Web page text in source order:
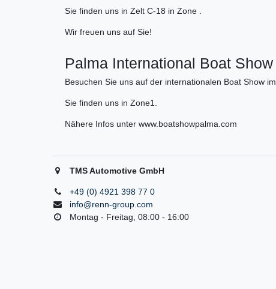
Sie finden uns in Zelt C-18 in Zone .
Wir freuen uns auf Sie!
Palma International Boat
Besuchen Sie uns auf der internationalen Boat Show
Sie finden uns in Zone1.
Nähere Infos unter www.boatshowpalma.com
TMS Automotive GmbH
+49 (0) 4921 398 77 0
info@renn-group.com
Montag - Freitag, 08:00 - 16:00